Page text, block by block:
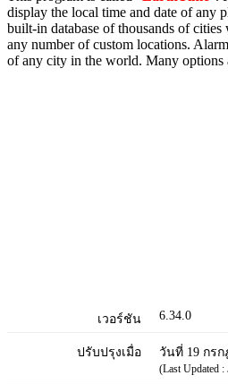
display the local time and date of any
built-in database of thousands of
any number of custom locations.
of any city in the world. Many
เวอร์ชัน 6.34.0
ปรับปรุงเมื่อ วันที่ 19 กรก
(Last Updated :